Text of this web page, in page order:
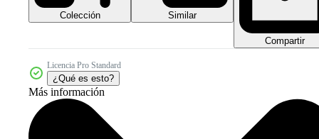
Colección Similar
Compartir
Licencia Pro Standard
¿Qué es esto?
Más información